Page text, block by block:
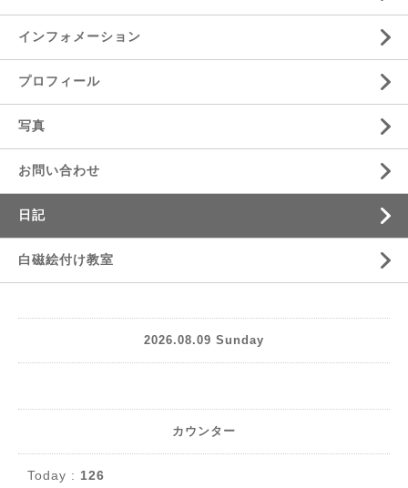
インフォメーション
プロフィール
写真
お問い合わせ
日記
白磁絵付け教室
2026.08.09 Sunday
カウンター
Today : 126